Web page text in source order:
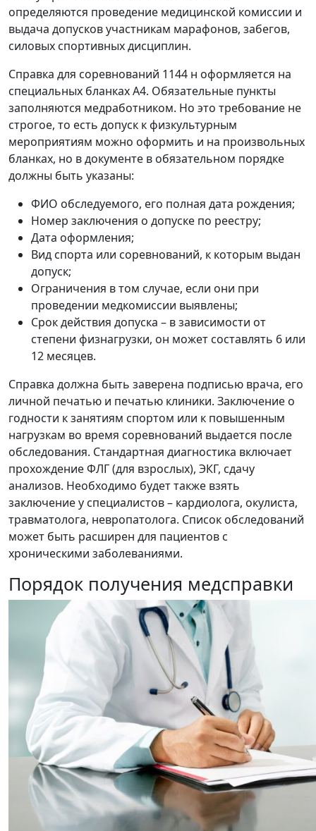
определяются проведение медицинской комиссии и
выдача допусков участникам марафонов, забегов,
силовых спортивных дисциплин.
Справка для соревнований 1144 н оформляется на
специальных бланках А4. Обязательные пункты
заполняются медработником. Но это требование не
строгое, то есть допуск к физкультурным
мероприятиям можно оформить и на произвольных
бланках, но в документе в обязательном порядке
должны быть указаны:
ФИО обследуемого, его полная дата рождения;
Номер заключения о допуске по реестру;
Дата оформления;
Вид спорта или соревнований, к которым выдан
допуск;
Ограничения в том случае, если они при
проведении медкомиссии выявлены;
Срок действия допуска – в зависимости от
степени физнагрузки, он может составлять 6 или
12 месяцев.
Справка должна быть заверена подписью врача, его
личной печатью и печатью клиники. Заключение о
годности к занятиям спортом или к повышенным
нагрузкам во время соревнований выдается после
обследования. Стандартная диагностика включает
прохождение ФЛГ (для взрослых), ЭКГ, сдачу
анализов. Необходимо будет также взять
заключение у специалистов – кардиолога, окулиста,
травматолога, невропатолога. Список обследований
может быть расширен для пациентов с
хроническими заболеваниями.
Порядок получения медсправки